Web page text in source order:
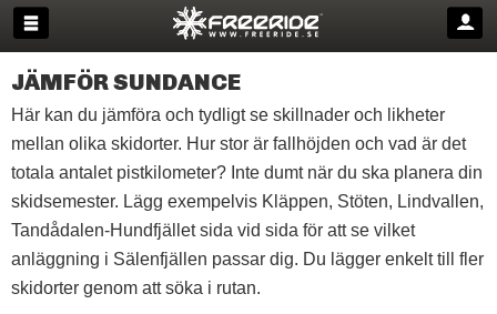
JÄMFÖR SUNDANCE
Här kan du jämföra och tydligt se skillnader och likheter
mellan olika skidorter. Hur stor är fallhöjden och vad är det
totala antalet pistkilometer? Inte dumt när du ska planera din
skidsemester. Lägg exempelvis Kläppen, Stöten, Lindvallen,
Tandådalen-Hundfjället sida vid sida för att se vilket
anläggning i Sälenfjällen passar dig. Du lägger enkelt till fler
skidorter genom att söka i rutan.